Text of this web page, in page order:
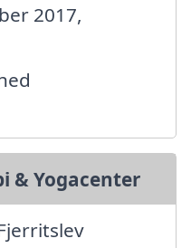
2017,
& Yogacenter